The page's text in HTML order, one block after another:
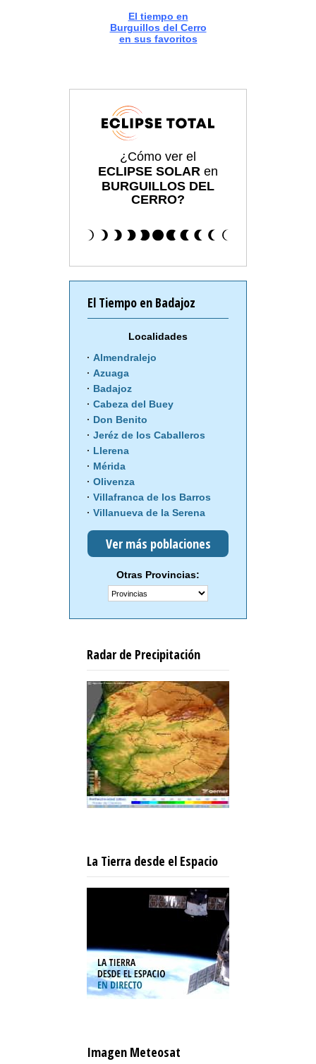
El tiempo en
Burguillos del Cerro
en sus favoritos
¿Cómo ver el
ECLIPSE SOLAR en
BURGUILLOS DEL
CERRO?
El Tiempo en Badajoz
Localidades
Almendralejo
Azuaga
Badajoz
Cabeza del Buey
Don Benito
Jeréz de los Caballeros
Llerena
Mérida
Olivenza
Villafranca de los Barros
Villanueva de la Serena
Ver más poblaciones
Otras Provincias:
Radar de Precipitación
La Tierra desde el Espacio
Imagen Meteosat